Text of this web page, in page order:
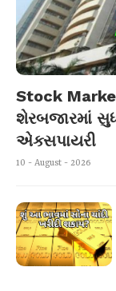
Stock
શેરબજારમાં
એક્સપાયરી
10 - August - 2026